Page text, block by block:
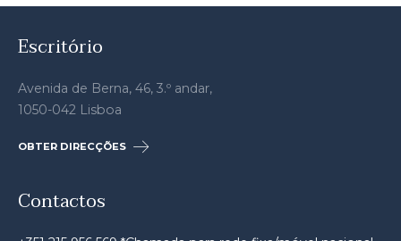
Escritório
Avenida de Berna, 46, 3.º andar,
1050-042 Lisboa
OBTER DIRECÇÕES
Contactos